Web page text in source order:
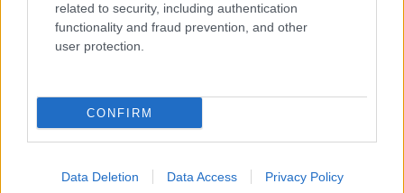
related to security, including authentication
functionality and fraud prevention, and other
user protection.
CONFIRM
Data Deletion Data Access Privacy Policy
Sri Lanka: itinerari tra spiritualità, architettura e
spiagge paradisiache
Matteo Pellegrino · 8 Ago 2026
LIFESTYLE